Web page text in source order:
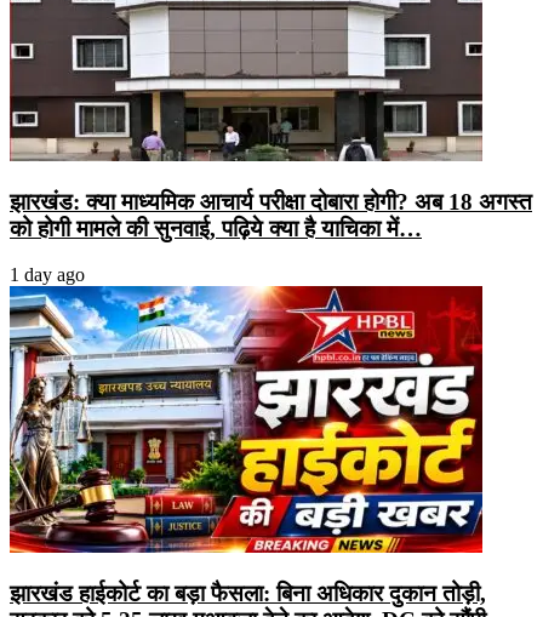
झारखंड: क्या माध्यमिक आचार्य परीक्षा दोबारा होगी? अब 18 अगस्त
को होगी मामले की सुनवाई, पढ़िये क्या है याचिका में…
1 day ago
झारखंड हाईकोर्ट का बड़ा फैसला: बिना अधिकार दुकान तोड़ी,